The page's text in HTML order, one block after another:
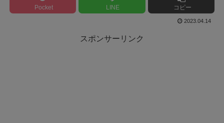
Pocket LINE コピー
2023.04.14
スポンサーリンク